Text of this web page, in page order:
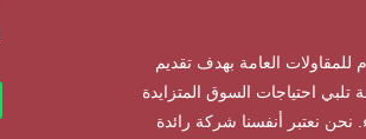
العامة بهدف تقديم
احتياجات السوق المتزايدة
نحن نعتبر أنفسنا شركة رائدة